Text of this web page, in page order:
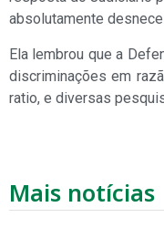
absolutamente
Ela lembrou que a
discriminações em
ratio, e diversas
Mais notícias